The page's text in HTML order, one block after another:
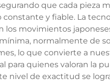
que cada pieza
y fiable. La
los movimientos
normalmente de
lo que convierte a
para quienes valoran la
nivel de exactitud se